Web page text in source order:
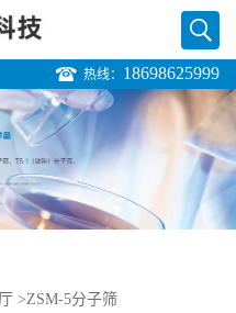
热线： 18698625999
>ZSM-5分子筛